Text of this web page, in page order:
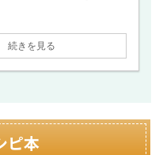
続きを見る
ピ本